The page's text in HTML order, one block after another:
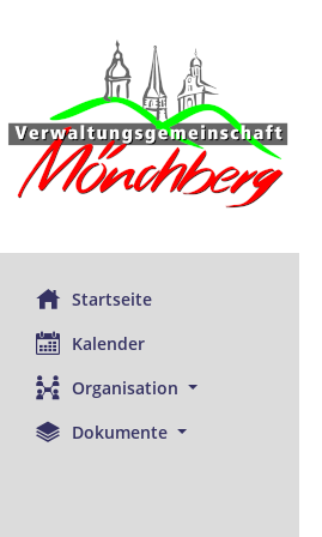
Startseite
Kalender
Organisation
Dokumente